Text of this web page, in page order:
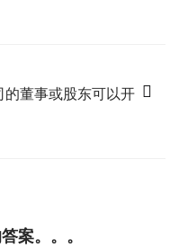
董事或股东可以开
案。。。